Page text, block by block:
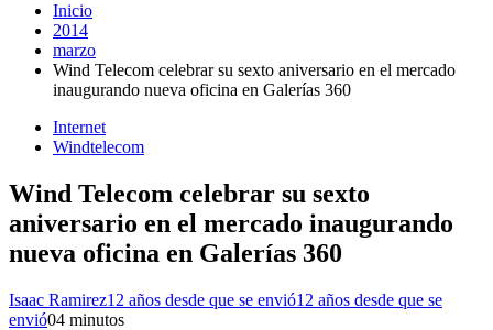
Inicio
2014
marzo
Wind Telecom celebrar su sexto aniversario en el mercado
inaugurando nueva oficina en Galerías 360
Internet
Windtelecom
Wind Telecom celebrar su sexto
aniversario en el mercado inaugurando
nueva oficina en Galerías 360
Isaac Ramirez12 años desde que se envió12 años desde que se
envió04 minutos